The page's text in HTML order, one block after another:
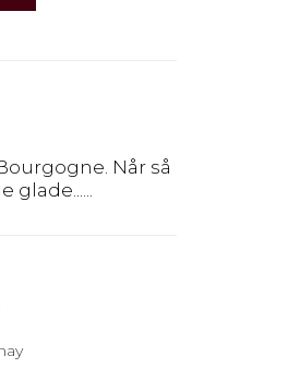
Når så
glade......